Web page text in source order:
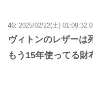
46: 2025/02/22(土)
ヴィトンのレザーは
もう15年使ってる財